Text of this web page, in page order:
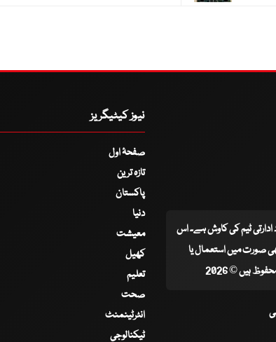
ادارتی ٹیم کی کاوش ہے۔ اس
صورت میں استعمال یا
ہیں © 2026
نیوز کیٹیگریز
صفحۂ اول
تازہ ترین
پاکستان
دنیا
معیشت
کھیل
تعلیم
صحت
انٹرٹینمنٹ
ٹیکنالوجی